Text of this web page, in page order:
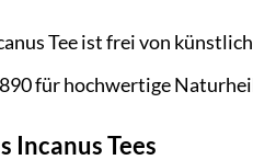
Tee ist frei von
für hochwertige
Incanus Tees